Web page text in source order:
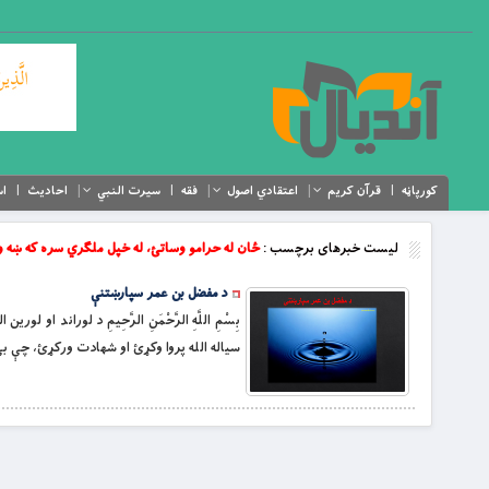
کورپاڼه قرآن کریم اعتقادي اصول فقه سیرت النبي احادیث
لیست خبرهای برچسب :ځان له حرامو وساتئ، له خپل ملګري سره که
د مفضل بن عمر سپارښتنې
بِسْمِ اللَّهِ الرَّحْمَنِ الرَّحِيمِ د لوراند او
سیاله الله پروا وکړئ او شهادت ورکړئ،